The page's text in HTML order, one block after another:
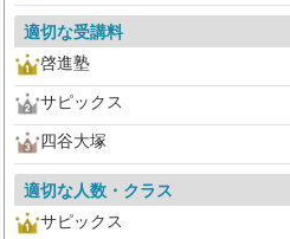
適切な受講料
啓進塾
サピックス
四谷大塚
適切な人数・クラス
サピックス